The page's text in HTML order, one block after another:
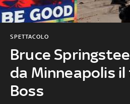
Bruce
da Minneapolis
Boss
SPETTACOLO